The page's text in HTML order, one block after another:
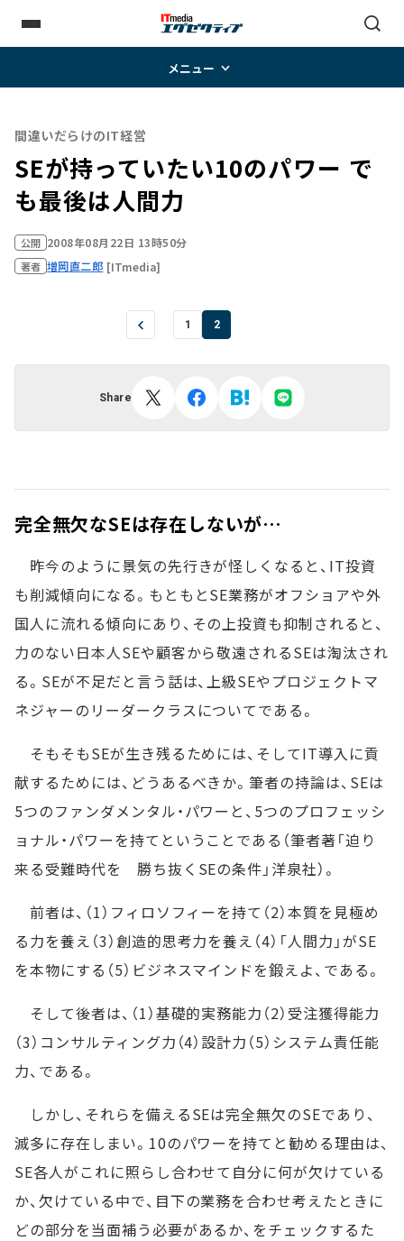
メニュー
間違いだらけのIT経営
SEが持っていたい10のパワー―― で
も最後は人間力
公開 2008年08月22日 13時50分
著者 増岡直二郎 [ITmedia]
1 2
Share
完全無欠なSEは存在しないが…
昨今のように景気の先行きが怪しくなると、IT投資
も削減傾向になる。もともとSE業務がオフショアや外
国人に流れる傾向にあり、その上投資も抑制されると、
力のない日本人SEや顧客から敬遠されるSEは淘汰され
る。SEが不足だと言う話は、上級SEやプロジェクトマ
ネジャーのリーダークラスについてである。
そもそもSEが生き残るためには、そしてIT導入に貢
献するためには、どうあるべきか。筆者の持論は、SEは
5つのファンダメンタル・パワーと、5つのプロフェッシ
ョナル・パワーを持てということである（筆者著「迫り
来る受難時代を 勝ち抜くSEの条件」洋泉社）。
前者は、（1）フィロソフィーを持て（2）本質を見極め
る力を養え（3）創造的思考力を養え（4）「人間力」がSE
を本物にする（5）ビジネスマインドを鍛えよ、である。
そして後者は、（1）基礎的実務能力（2）受注獲得能力
（3）コンサルティング力（4）設計力（5）システム責任能
力、である。
しかし、それらを備えるSEは完全無欠のSEであり、
滅多に存在しまい。10のパワーを持てと勧める理由は、
SE各人がこれに照らし合わせて自分に何が欠けている
か、欠けている中で、目下の業務を合わせ考えたときに
どの部分を当面補う必要があるか、をチェックするた